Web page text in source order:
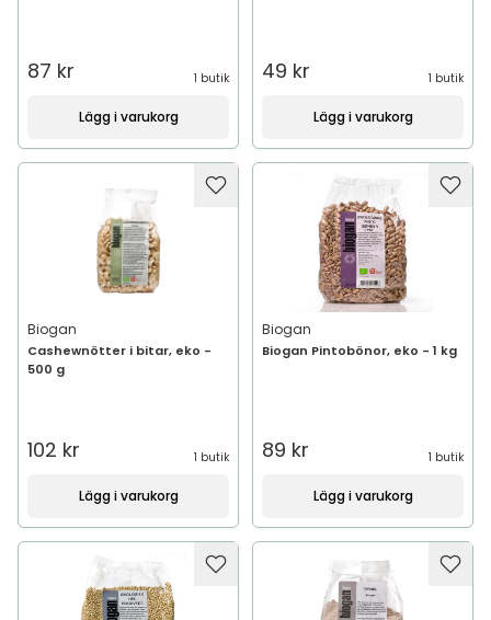
87 kr 1 butik
Lägg i varukorg
49 kr 1 butik
Lägg i varukorg
Biogan
Cashewnötter i bitar, eko -
500 g
102 kr 1 butik
Lägg i varukorg
Biogan
Biogan Pintobönor, eko - 1 kg
89 kr 1 butik
Lägg i varukorg